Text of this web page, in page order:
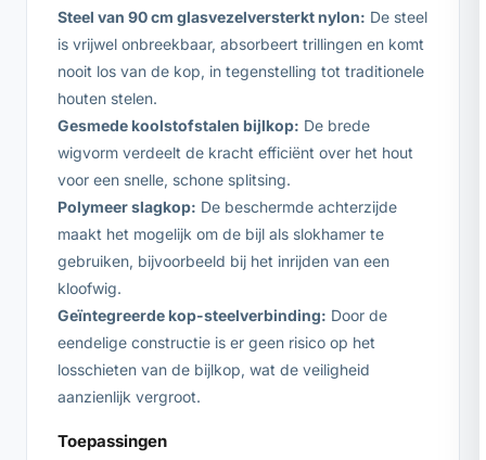
Steel van 90 cm glasvezelversterkt nylon: De steel
is vrijwel onbreekbaar, absorbeert trillingen en komt
nooit los van de kop, in tegenstelling tot traditionele
houten stelen.
Gesmede koolstofstalen bijlkop: De brede
wigvorm verdeelt de kracht efficiënt over het hout
voor een snelle, schone splitsing.
Polymeer slagkop: De beschermde achterzijde
maakt het mogelijk om de bijl als slokhamer te
gebruiken, bijvoorbeeld bij het inrijden van een
kloofwig.
Geïntegreerde kop-steelverbinding: Door de
eendelige constructie is er geen risico op het
losschieten van de bijlkop, wat de veiligheid
aanzienlijk vergroot.
Toepassingen